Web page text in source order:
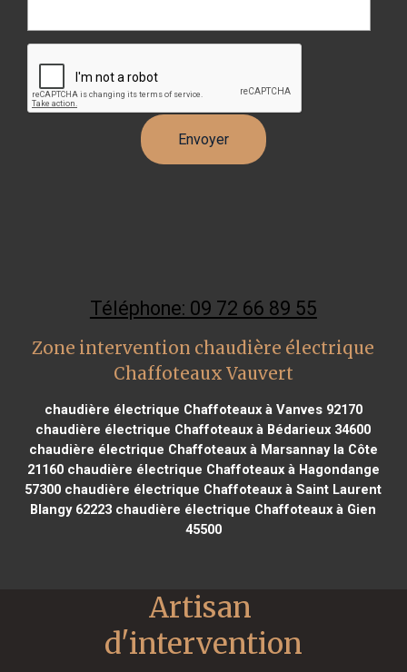
Téléphone: 09 72 66 89 55
Zone intervention chaudière électrique
Chaffoteaux Vauvert
chaudière électrique Chaffoteaux à Vanves 92170
chaudière électrique Chaffoteaux à Bédarieux 34600
chaudière électrique Chaffoteaux à Marsannay la Côte
21160chaudière électrique Chaffoteaux à Hagondange
57300 chaudière électrique Chaffoteaux à Saint Laurent
Blangy 62223 chaudière électrique Chaffoteaux à Gien
45500
Artisan
d'intervention